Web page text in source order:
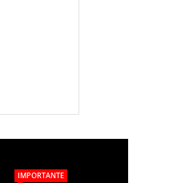
IMPORTANTE